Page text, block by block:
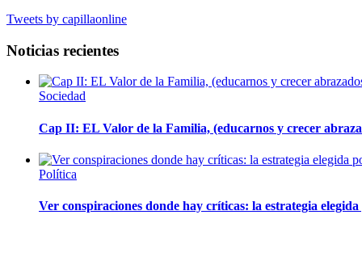
Tweets by capillaonline
Noticias recientes
Sociedad
Cap II: EL Valor de la Familia, (educarnos y crecer
Política
Ver conspiraciones donde hay críticas: la estrategia